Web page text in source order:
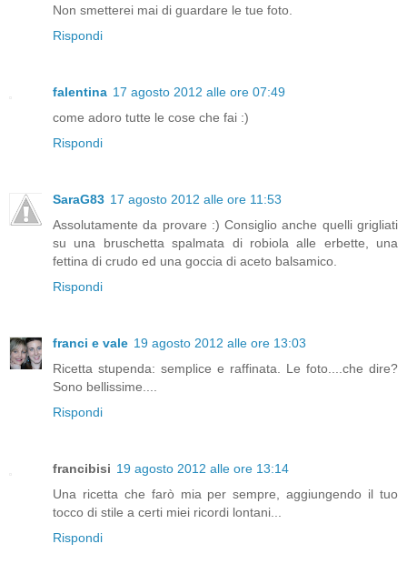
Non smetterei mai di guardare le tue foto.
Rispondi
falentina 17 agosto 2012 alle ore 07:49
come adoro tutte le cose che fai :)
Rispondi
SaraG83 17 agosto 2012 alle ore 11:53
Assolutamente da provare :) Consiglio anche quelli grigliati
su una bruschetta spalmata di robiola alle erbette, una
fettina di crudo ed una goccia di aceto balsamico.
Rispondi
franci e vale 19 agosto 2012 alle ore 13:03
Ricetta stupenda: semplice e raffinata. Le foto....che dire?
Sono bellissime....
Rispondi
francibisi 19 agosto 2012 alle ore 13:14
Una ricetta che farò mia per sempre, aggiungendo il tuo
tocco di stile a certi miei ricordi lontani...
Rispondi